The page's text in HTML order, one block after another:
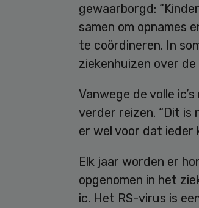
gewaarborgd:
samen om opnames
te coördineren. In
ziekenhuizen over
Vanwege de volle
verder reizen. “Dit is
er wel voor dat ieder
Elk jaar worden er
opgenomen in het
ic. Het RS-virus is